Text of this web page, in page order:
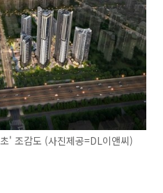
' 조감도 (사진제공=DL이앤씨)